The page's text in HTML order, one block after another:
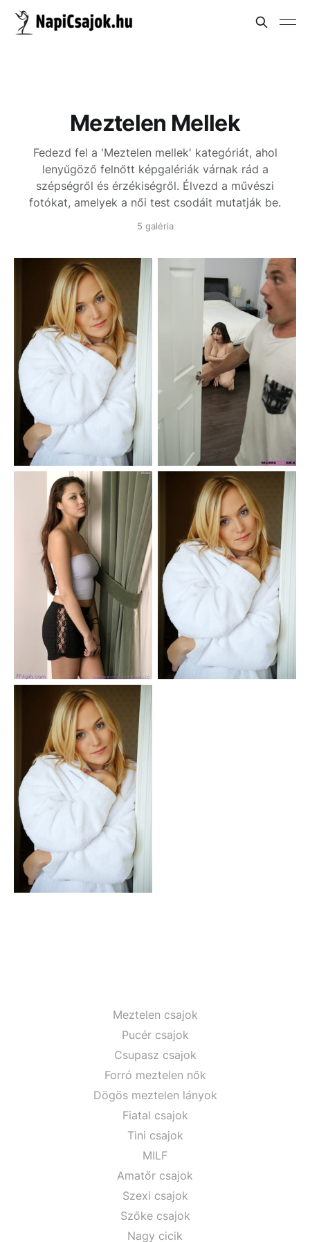
Meztelen Mellek
Fedezd fel a 'Meztelen mellek' kategóriát, ahol
lenyűgöző felnőtt képgalériák várnak rád a
szépségről és érzékiségről. Élvezd a művészi
fotókat, amelyek a női test csodáit mutatják be.
5 galéria
Meztelen csajok
Pucér csajok
Csupasz csajok
Forró meztelen nők
Dögös meztelen lányok
Fiatal csajok
Tini csajok
MILF
Amatőr csajok
Szexi csajok
Szőke csajok
Nagy cicik